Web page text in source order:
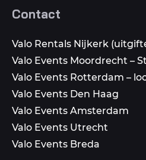
Contact
Valo Rentals Nijkerk
Valo Events Moordrecht –
Valo Events Rotterdam –
Valo Events Den Haag
Valo Events Amsterdam
Valo Events Utrecht
Valo Events Breda